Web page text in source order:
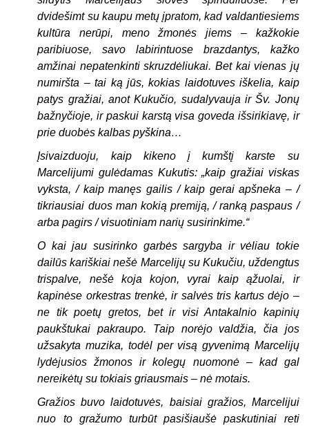
dvidešimt su kaupu metų įpratom, kad valdantiesiems
kultūra nerūpi, meno žmonės jiems – kažkokie
paribiuose, savo labirintuose brazdantys, kažko
amžinai nepatenkinti skruzdėliukai. Bet kai vienas jų
numiršta – tai ką jūs, kokias laidotuves iškelia, kaip
patys gražiai, anot Kukučio, sudalyvauja ir Šv. Jonų
bažnyčioje, ir paskui karstą visa goveda išsirikiavę, ir
prie duobės kalbas pyškina…
Įsivaizduoju, kaip kikeno į kumštį karste su
Marcelijumi gulėdamas Kukutis: „kaip gražiai viskas
vyksta, / kaip manęs gailis / kaip gerai apšneka – /
tikriausiai duos man kokią premiją, / ranką paspaus /
arba pagirs / visuotiniam narių susirinkime.“
O kai jau susirinko garbės sargyba ir vėliau tokie
dailūs kariškiai nešė Marcelijų su Kukučiu, uždengtus
trispalve, nešė koja kojon, vyrai kaip ąžuolai, ir
kapinėse orkestras trenkė, ir salvės tris kartus dėjo –
ne tik poetų gretos, bet ir visi Antakalnio kapinių
paukštukai pakraupo. Taip norėjo valdžia, čia jos
užsakyta muzika, todėl per visą gyvenimą Marcelijų
lydėjusios žmonos ir kolegų nuomonė – kad gal
nereikėtų su tokiais griausmais – nė motais.
Gražios buvo laidotuvės, baisiai gražios, Marcelijui
nuo to gražumo turbūt pasišiaušė paskutiniai reti